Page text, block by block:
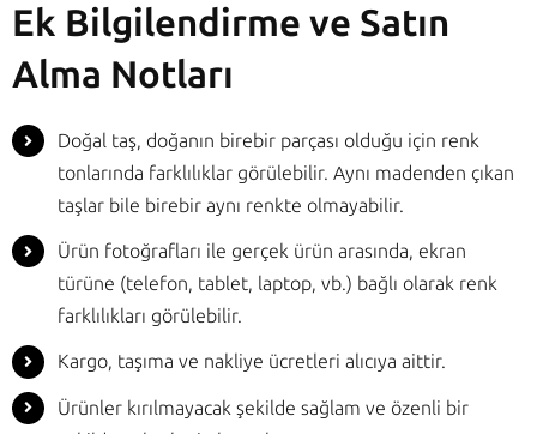
Ek Bilgilendirme ve Satın
Alma Notları
Doğal taş, doğanın birebir parçası olduğu için renk
tonlarında farklılıklar görülebilir. Aynı madenden çıkan
taşlar bile birebir aynı renkte olmayabilir.
Ürün fotoğrafları ile gerçek ürün arasında, ekran
türüne (telefon, tablet, laptop, vb.) bağlı olarak renk
farklılıkları görülebilir.
Kargo, taşıma ve nakliye ücretleri alıcıya aittir.
Ürünler kırılmayacak şekilde sağlam ve özenli bir